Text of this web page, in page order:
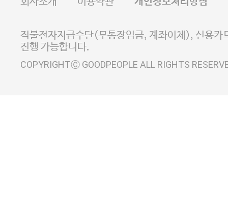
E-MAIL goodpeople@gpin.co.kr
사업자정보확인
이니시스 에스크로 서비
직불전자지급수단(무통장입금, 계좌이체), 신용카
진행 가능합니다.
COPYRIGHTⒸ GOODPEOPLE ALL RIGHTS